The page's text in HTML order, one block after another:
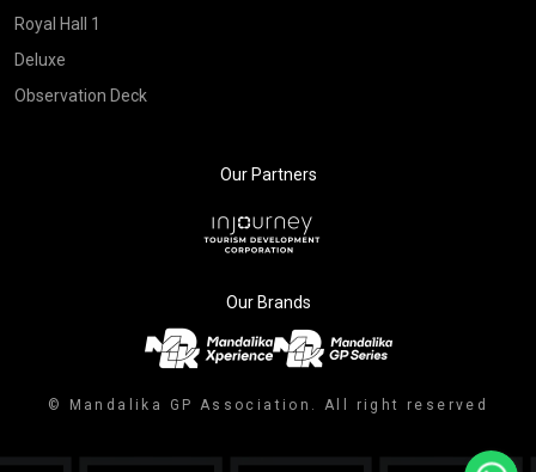
Royal Hall 1
Deluxe
Observation Deck
Our Partners
Our Brands
© Mandalika GP Association. All right reserved